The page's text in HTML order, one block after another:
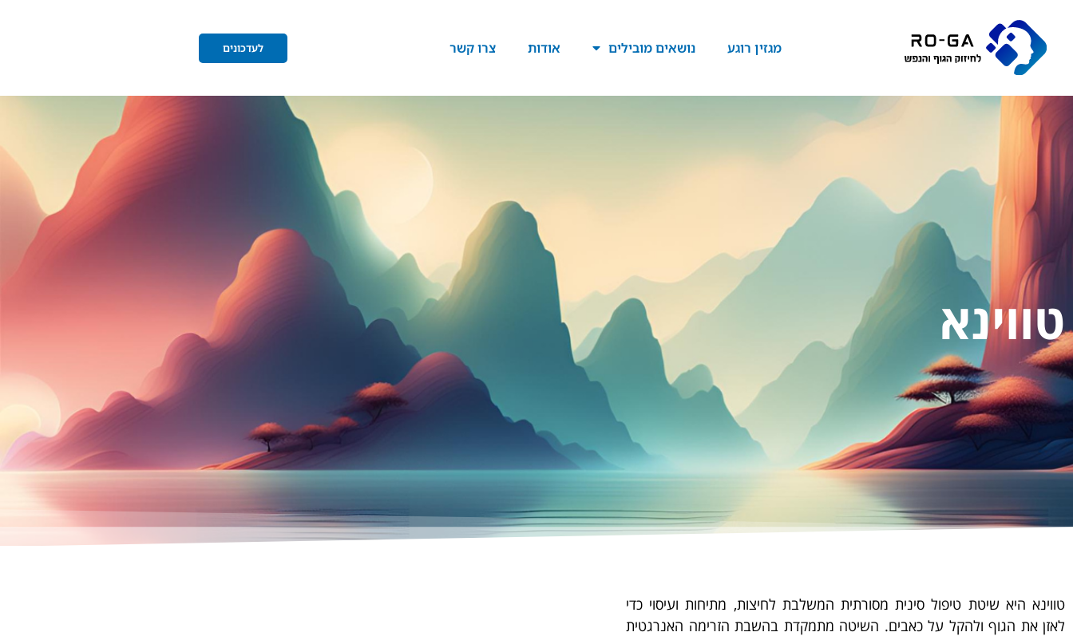
מגזין רוגע נושאים מובילים אודות צרו קשר לעדכונים
טווינא
טווינא היא שיטת טיפול סינית מסורתית המשלבת לחיצות, מתיחות ועיסוי כדי
לאזן את הגוף ולהקל על כאבים. השיטה מתמקדת בהשבת הזרימה האנרגטית